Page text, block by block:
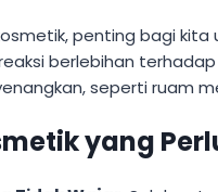
penting bagi
berlebihan
seperti ruam
yang